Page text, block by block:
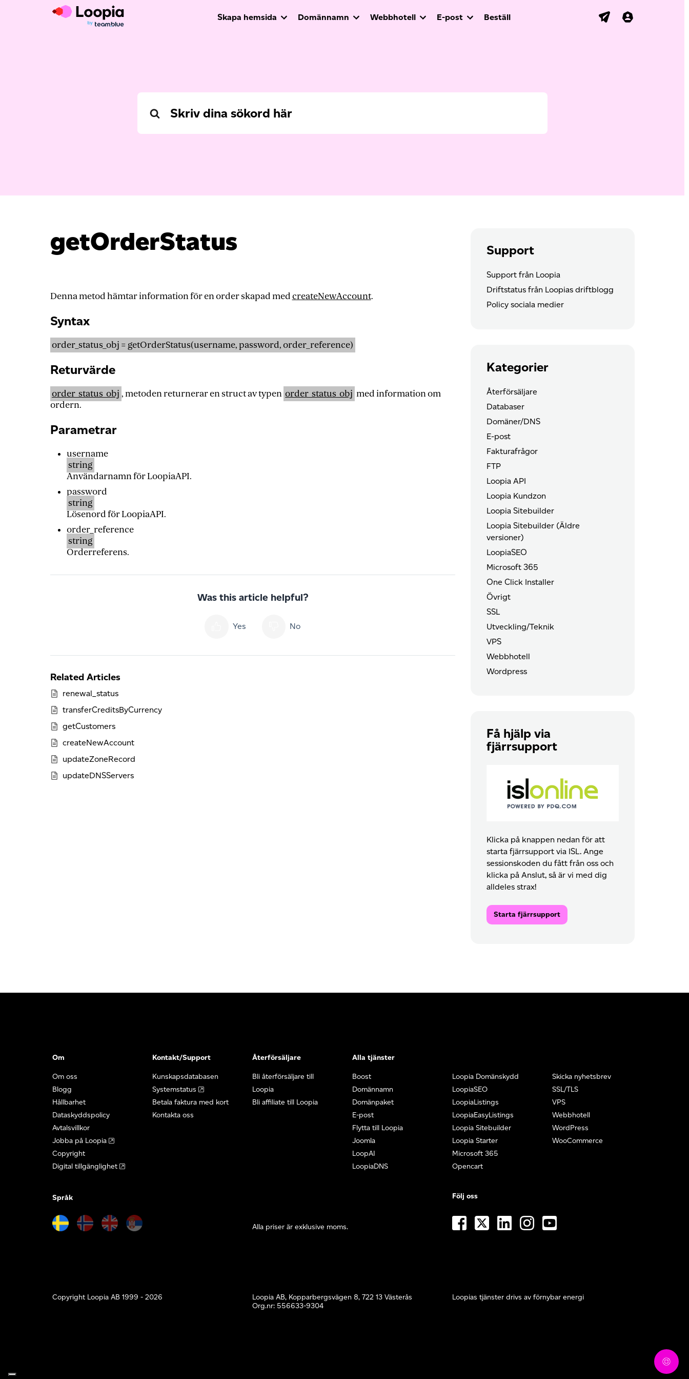
Skapa hemsida Domännamn Webbhotell E-post Beställ
Search
getOrderStatus
Denna metod hämtar information för en order skapad medcreateNewAccount.
Syntax
order_status_obj = getOrderStatus(username, password, order_reference)
Returvärde
order_status_obj , metoden returnerar en struct av typen order_status_obj med information om
ordern.
Parametrar
username
string
Användarnamn för LoopiaAPI.
password
string
Lösenord för LoopiaAPI.
order_reference
string
Orderreferens.
Was this article helpful?
Yes No
Related Articles
renewal_status
transferCreditsByCurrency
getCustomers
createNewAccount
updateZoneRecord
updateDNSServers
Support
Support från Loopia
Driftstatus från Loopias driftblogg
Policy sociala medier
Kategorier
Återförsäljare
Databaser
Domäner/DNS
E-post
Fakturafrågor
FTP
Loopia API
Loopia Kundzon
Loopia Sitebuilder
Loopia Sitebuilder (Äldre
versioner)
LoopiaSEO
Microsoft 365
One Click Installer
Övrigt
SSL
Utveckling/Teknik
VPS
Webbhotell
Wordpress
Få hjälp via
fjärrsupport
Klicka på knappen nedan för att
starta fjärrsupport via ISL. Ange
sessionskoden du fått från oss och
klicka på Anslut, så är vi med dig
alldeles strax!
Starta fjärrsupport
Om
Om oss
Blogg
Hållbarhet
Dataskyddspolicy
Avtalsvillkor
Jobba på Loopia
Copyright
Digital tillgänglighet
Kontakt/Support
Kunskapsdatabasen
Systemstatus
Betala faktura med kort
Kontakta oss
Återförsäljare
Bli återförsäljare till
Loopia
Bli affiliate till Loopia
Alla tjänster
Boost
Domännamn
Domänpaket
E-post
Flytta till Loopia
Joomla
LoopAI
LoopiaDNS
Loopia Domänskydd
LoopiaSEO
LoopiaListings
LoopiaEasyListings
Loopia Sitebuilder
Loopia Starter
Microsoft 365
Opencart
Skicka nyhetsbrev
SSL/TLS
VPS
Webbhotell
WordPress
WooCommerce
Språk
Alla priser är exklusive moms.
Följ oss
Copyright Loopia AB 1999 - 2026
Loopia AB, Kopparbergsvägen 8, 722 13 Västerås
Org.nr: 556633-9304
Loopias tjänster drivs av förnybar energi